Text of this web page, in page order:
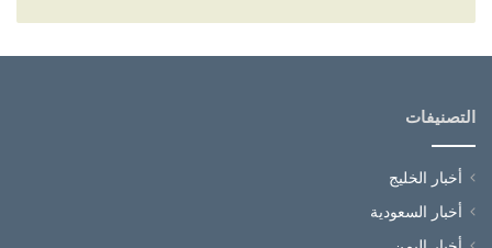
التصنيفات
أخبار الخليج
أخبار السعودية